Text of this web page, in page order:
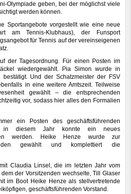
Olympiade geben, bei der möglichst viele
werden können.
Sportangebote vorgestellt wie eine neue
am Tennis-Klubhaus), der Funsport
für Tennis auf der vereinseigenen
der Tagesordnung. Für einen Posten im
wiedergewählt. Pia Simon wurde in
bestätigt. Und der Schatzmeister der FSV
in eine weitere Amtszeit. Teilweise
gewählt – die entsprechenden
vor, sodass hier alles den Formalien
ein Posten des geschäftsführenden
in diesem Jahr konnte ein neues
werden. Heike Henze wurde zur
gewählt und komplettiert die
Claudia Linsel, die im letzten Jahr vom
der Vorsitzenden wechselte, Till Glaser
im Boot Heike Henze als stellvertretende
geschäftsführenden Vorstand.